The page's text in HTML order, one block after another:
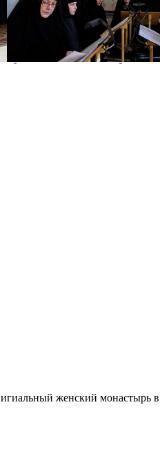
женский монастырь